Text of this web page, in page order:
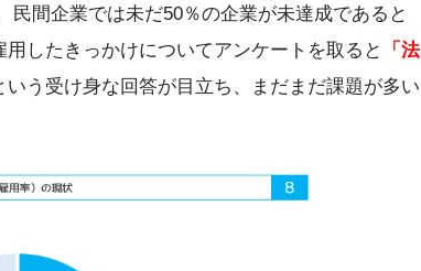
民間企業では未だ50％の企業が未達成であると
したきっかけについてアンケートを取ると
「法
いう受け身な回答が目立ち、まだまだ課題が多い